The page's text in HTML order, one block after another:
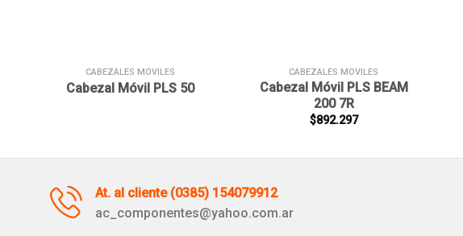
CABEZALES MÓVILES
Cabezal Móvil PLS 50
CABEZALES MÓVILES
Cabezal Móvil PLS BEAM
200 7R
$892.297
At. al cliente (0385) 154079912
ac_componentes@yahoo.com.ar